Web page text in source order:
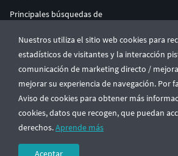
Nuestros utiliza el sitio web cookies para
estadísticos de visitantes y la interacción
comunicación de marketing directo /
mejorar su experiencia de navegación. Por
Aviso de cookies para obtener más
cookies, datos que recogen, que puedan
derechos.Aprende más
Aceptar
Principales búsquedas de
ENTERPRISE 3D AT SCALE
© CGTrader 2011-2026
UAB CGTrader, Antakalnio st. 17, Vilnius,
Términos y condicionesPolítica de privacidad